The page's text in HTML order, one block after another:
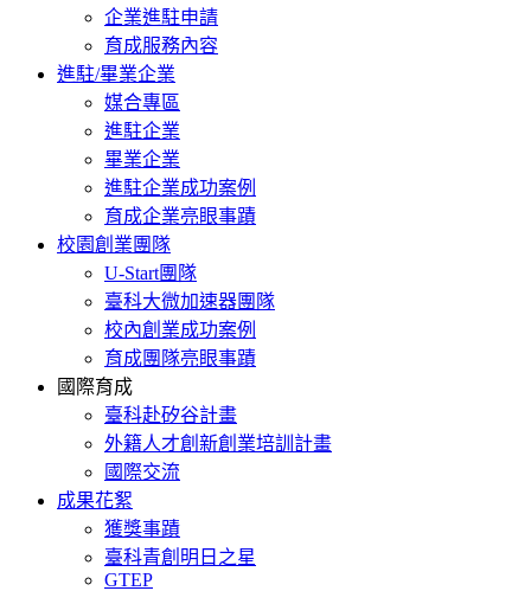
企業進駐申請
育成服務內容
進駐/畢業企業
媒合專區
進駐企業
畢業企業
進駐企業成功案例
育成企業亮眼事蹟
校園創業團隊
U-Start團隊
臺科大微加速器團隊
校內創業成功案例
育成團隊亮眼事蹟
國際育成
臺科赴矽谷計畫
外籍人才創新創業培訓計畫
國際交流
成果花絮
獲獎事蹟
臺科青創明日之星
GTEP